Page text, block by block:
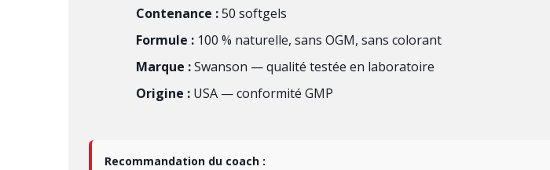
Contenance :50 softgels
Formule : 100 % naturelle, sans OGM, sans colorant
Marque :Swanson — qualité testée en laboratoire
Origine : USA — conformité GMP
Recommandation du coach :